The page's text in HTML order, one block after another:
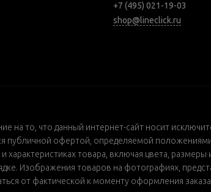
+7 (495) 021-19-03
shop@lineclick.ru
то, что данный интернет-сайт носит
офертой, определяемой
товара, включая цвета,
Изображения товаров на фотографиях,
от фактической к моменту оформления